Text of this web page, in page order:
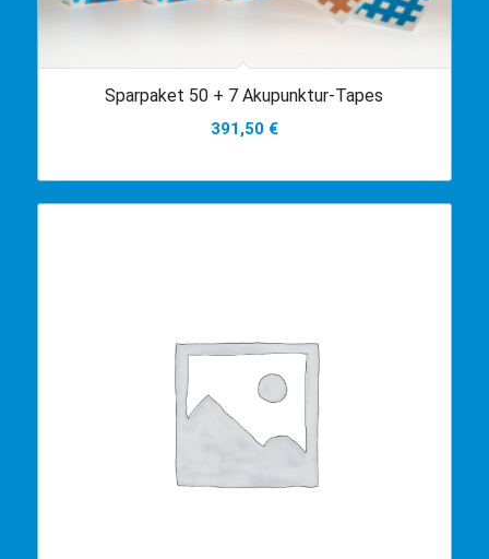
Sparpaket 50 + 7 Akupunktur-Tapes
391,50 €